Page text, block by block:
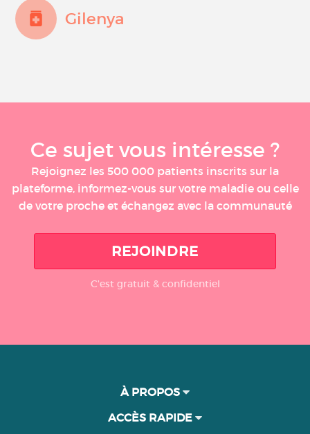
Gilenya
Ce sujet vous intéresse ?
Rejoignez les 500 000 patients inscrits sur la
plateforme, informez-vous sur votre maladie ou celle
de votre proche et échangez avec la communauté
REJOINDRE
C'est gratuit & confidentiel
À PROPOS
ACCÈS RAPIDE